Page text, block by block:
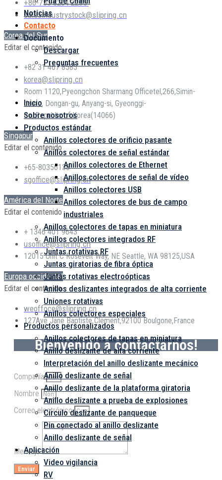
Noticias
Contacto
Documento
Descargar
Preguntas frecuentes
Menú
Inicio
Sobre nosotros
Productos estándar
Anillos colectores de orificio pasante
Anillos colectores de señal estándar
Anillos colectores de Ethernet
Anillos colectores de señal de vídeo
Anillos colectores USB
Anillos colectores de bus de campo
industriales
Anillos colectores de tapas en miniatura
Anillos colectores integrados RF
Juntas rotativas RF
Juntas giratorias de fibra óptica
Juntas rotativas electroópticas
Anillos deslizantes integrados de alta corriente
Uniones rotativas
Anillos colectores especiales
Productos personalizados
Anillos colectores de tapas en miniatura
Anillo deslizante de alta corriente
Interpretación del anillo deslizante mecánico
Anillo deslizante de señal
Anillo deslizante de la plataforma giratoria
Anillo deslizante a prueba de explosiones
Círculo deslizante de panqueque
Pin conectado al anillo deslizante
Anillo deslizante de señal
Aplicación
Video vigilancia
RV
+86-755-8204 2235
salesindustrystock@slipring.cn
Corea del Sur
Editar el contenido
+82 31 467 8585
korea@slipring.cn
Room 1120,Pyeongchon Sharmang Officetel,266,Simin-
daero, Dongan-gu, Anyang-si, Gyeonggi-
do, Republic of Korea(14066)
Singapur
Editar el contenido
+65-80356138
sgoffice@slipring.cn
América del Norte
Editar el contenido
+ 1346 401 9643
usoffice@slipring.cn
12015 Unit C Rosevelt Way, NE Seattle, WA 98125,USA
Europa occidental
Editar el contenido
weoffoce@slipring.cn
127Ave Jane Baptiste Clement,92100 Boulgone,France
Bienvenido a contactarnos!
Compañía
Nombre
Correo electrónico
Mensaje
Enviar